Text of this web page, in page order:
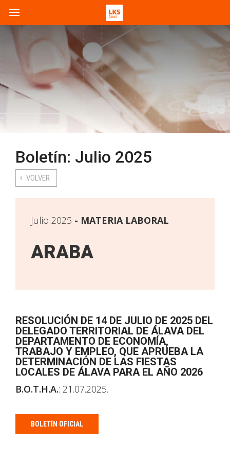
Boletín: Julio 2025
VOLVER
Julio 2025 MATERIA LABORAL
ARABA
RESOLUCIÓN DE 14 DE JULIO DE 2025 DEL
DELEGADO TERRITORIAL DE ÁLAVA DEL
DEPARTAMENTO DE ECONOMÍA,
TRABAJO Y EMPLEO, QUE APRUEBA LA
DETERMINACIÓN DE LAS FIESTAS
LOCALES DE ÁLAVA PARA EL AÑO 2026
B.O.T.H.A.: 21.07.2025.
BOLETÍN OFICIAL